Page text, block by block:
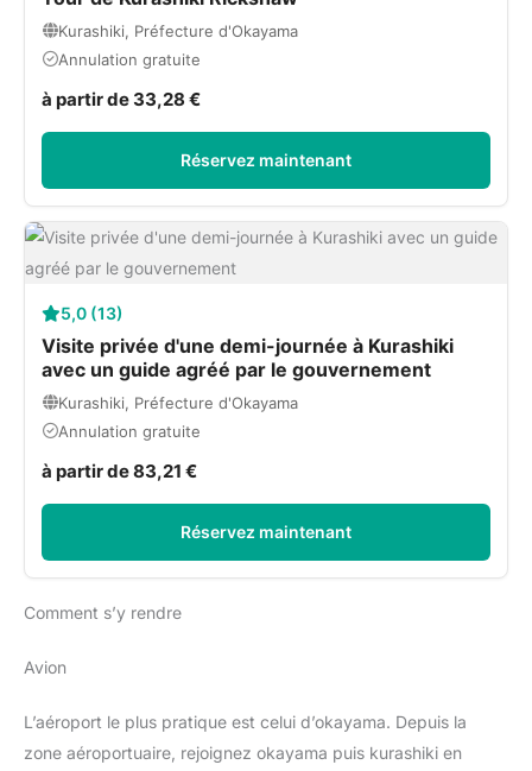
Kurashiki, Préfecture d'Okayama
Annulation gratuite
à partir de 33,28 €
Réservez maintenant
5,0 (13)
Visite privée d'une demi-journée à Kurashiki
avec un guide agréé par le gouvernement
Kurashiki, Préfecture d'Okayama
Annulation gratuite
à partir de 83,21 €
Réservez maintenant
Comment s’y rendre
Avion
L’aéroport le plus pratique est celui d’okayama. Depuis la
zone aéroportuaire, rejoignez okayama puis kurashiki en